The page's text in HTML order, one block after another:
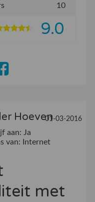
10
9.0
Hoeven01-03-2016
aan: Ja
van:
Internet
met